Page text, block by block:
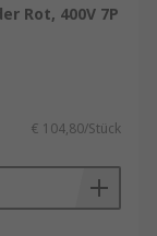
Rot, 400V 7P
€ 104,80/Stück